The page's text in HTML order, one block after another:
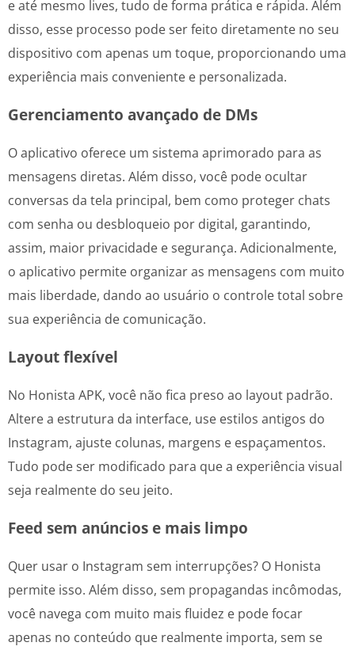
e até mesmo lives, tudo de forma prática e rápida. Além
disso, esse processo pode ser feito diretamente no seu
dispositivo com apenas um toque, proporcionando uma
experiência mais conveniente e personalizada.
Gerenciamento avançado de DMs
O aplicativo oferece um sistema aprimorado para as
mensagens diretas. Além disso, você pode ocultar
conversas da tela principal, bem como proteger chats
com senha ou desbloqueio por digital, garantindo,
assim, maior privacidade e segurança. Adicionalmente,
o aplicativo permite organizar as mensagens com muito
mais liberdade, dando ao usuário o controle total sobre
sua experiência de comunicação.
Layout flexível
No Honista APK, você não fica preso ao layout padrão.
Altere a estrutura da interface, use estilos antigos do
Instagram, ajuste colunas, margens e espaçamentos.
Tudo pode ser modificado para que a experiência visual
seja realmente do seu jeito.
Feed sem anúncios e mais limpo
Quer usar o Instagram sem interrupções? O Honista
permite isso. Além disso, sem propagandas incômodas,
você navega com muito mais fluidez e pode focar
apenas no conteúdo que realmente importa, sem se